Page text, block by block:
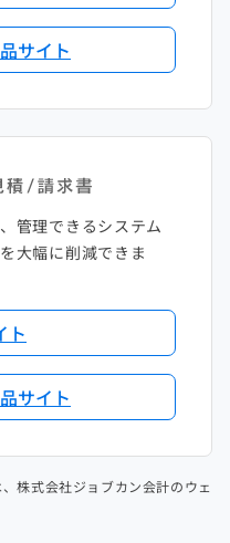
サイト
管理できるシステム
大幅に削減できま
ト
サイト
株式会社ジョブカン会計のウェ